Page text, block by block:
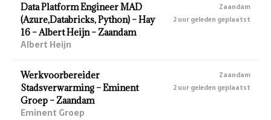
Data Platform Engineer MAD
(Azure,Databricks, Python) – Hay
16 – Albert Heijn – Zaandam
Albert Heijn
Zaandam
2 uur geleden geplaatst
Werkvoorbereider
Stadsverwarming – Eminent
Groep – Zaandam
Eminent Groep
Zaandam
2 uur geleden geplaatst